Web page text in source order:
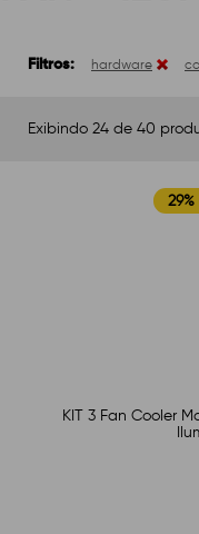
Filtros: hardware
Exibindo 24 de 40
29%
KIT 3 Fan Cooler